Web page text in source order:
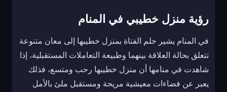
رؤية منزل خطيبي في المنام
في المنام يشير حلم الفتاة بمنزل خطيبها إلى معان متنوعة
تتعلق بحالة العلاقة بينهما وطبيعة التعاملات المستقبلية، إذا
شاهدت في منامها أن منزل خطيبها رحب ومتسع، فذلك
يعبر عن فضاءات معيشية مريحة ومستقبل ملئ بالأمل